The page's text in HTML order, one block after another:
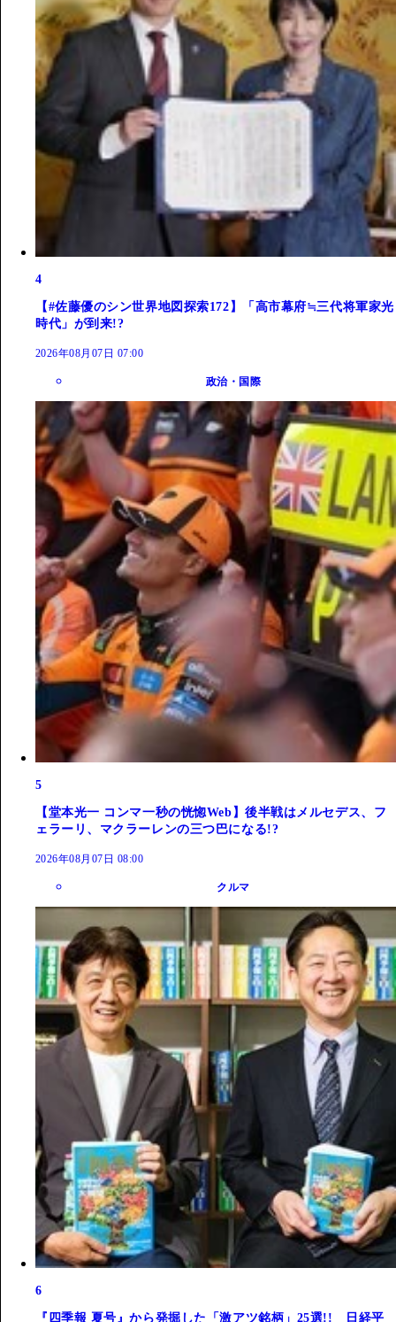
4
【#佐藤優のシン世界地図探索172】「高市幕府≒三代将軍家光
時代」が到来!?
2026年08月07日 07:00
政治・国際
5
【堂本光一 コンマ一秒の恍惚Web】後半戦はメルセデス、フ
ェラーリ、マクラーレンの三つ巴になる!?
2026年08月07日 08:00
クルマ
6
『四季報 夏号』から発掘した「激アツ銘柄」25選!! 日経平